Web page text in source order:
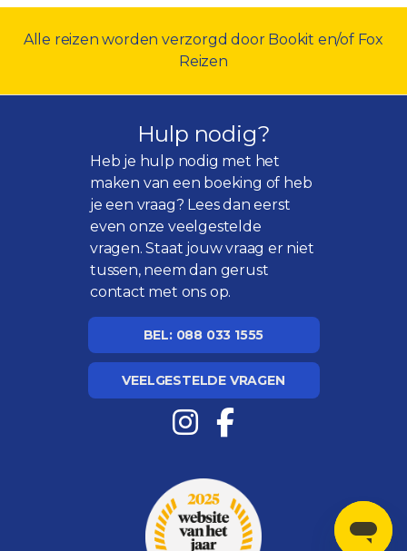
Alle reizen worden verzorgd door Bookit en/of Fox
Reizen
Hulp nodig?
Heb je hulp nodig met het
maken van een boeking of heb
je een vraag? Lees dan eerst
even onzeveelgestelde
vragen. Staat jouw vraag er niet
tussen, neem dan gerust
contact met ons op.
BEL: 088 033 1555
VEELGESTELDE VRAGEN